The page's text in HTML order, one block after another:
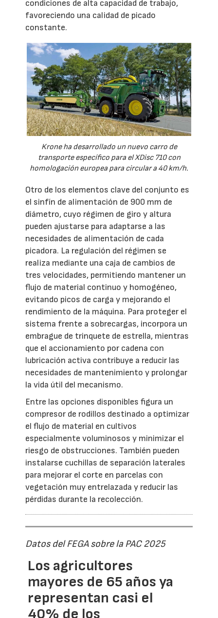
condiciones de alta capacidad de trabajo,
favoreciendo una calidad de picado
constante.
Krone ha desarrollado un nuevo carro de
transporte específico para el XDisc 710 con
homologación europea para circular a 40 km/h.
Otro de los elementos clave del conjunto es
el sinfín de alimentación de 900 mm de
diámetro, cuyo régimen de giro y altura
pueden ajustarse para adaptarse a las
necesidades de alimentación de cada
picadora. La regulación del régimen se
realiza mediante una caja de cambios de
tres velocidades, permitiendo mantener un
flujo de material continuo y homogéneo,
evitando picos de carga y mejorando el
rendimiento de la máquina. Para proteger el
sistema frente a sobrecargas, incorpora un
embrague de trinquete de estrella, mientras
que el accionamiento por cadena con
lubricación activa contribuye a reducir las
necesidades de mantenimiento y prolongar
la vida útil del mecanismo.
Entre las opciones disponibles figura un
compresor de rodillos destinado a optimizar
el flujo de material en cultivos
especialmente voluminosos y minimizar el
riesgo de obstrucciones. También pueden
instalarse cuchillas de separación laterales
para mejorar el corte en parcelas con
vegetación muy entrelazada y reducir las
pérdidas durante la recolección.
Datos del FEGA sobre la PAC 2025
Los agricultores
mayores de 65 años ya
representan casi el
40% de los